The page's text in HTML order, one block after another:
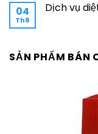
04
Th8
Dịch vụ
SẢN PHẨM BÁN